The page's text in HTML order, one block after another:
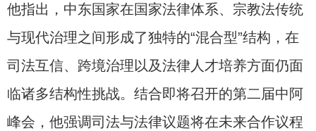
他指出，中东国家在国家法律体系、宗教法传统
与现代治理之间形成了独特的“混合型”结构，在
司法互信、跨境治理以及法律人才培养方面仍面
临诸多结构性挑战。结合即将召开的第二届中阿
峰会，他强调司法与法律议题将在未来合作议程